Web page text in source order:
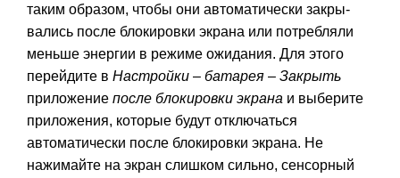
таким образом, чтобы они автоматически закры­
вались после блокировки экрана или потребляли
меньше энергии в режиме ожидания. Для этого
перейдите в Настройки – батарея – Закрыть
приложение после блокировки экрана и выберите
приложения, которые будут отключаться
автоматически после блокировки экрана. Не
нажимайте на экран слишком сильно, сенсорный